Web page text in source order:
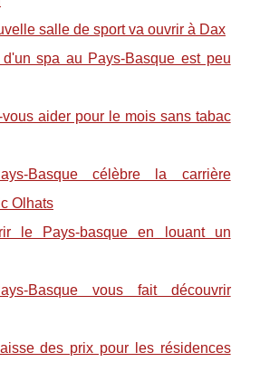
salle de sport va ouvrir à Dax
d'un spa au Pays-Basque est peu
vous aider pour le mois sans tabac
Basque célèbre la carrière
Olhats
le Pays-basque en louant un
Basque vous fait découvrir
des prix pour les résidences